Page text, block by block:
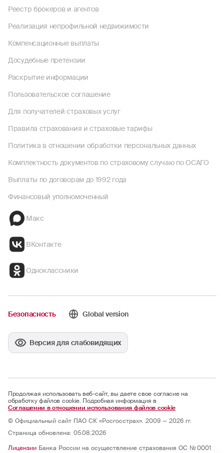
Реестр брокеров и агентов
Реализация непрофильной недвижимости
Компенсационные выплаты
Досудебные претензии
Раскрытие информации
Пользовательское соглашение
Для получателей страховых услуг
Правила страхования и страховые тарифы
Политика в отношении обработки персональных данных
Комплектность документов по страховому случаю по ОСАГО
Выплаты по договорам до 1992 года
Финансовый уполномоченный
Макс
ВКонтакте
Одноклассники
Безопасность Global version
Версия для слабовидящих
Продолжая использовать веб-сайт, вы даете свое согласие на
обработку файлов cookie. Подробная информация в
Соглашении в отношении использования файлов cookie
© Официальный сайт ПАО СК «Росгосстрах». 2009 — 2026 гг.
Страница обновлена: 05.08.2026
Лицензии Банка России на осуществление страхования ОС № 0001